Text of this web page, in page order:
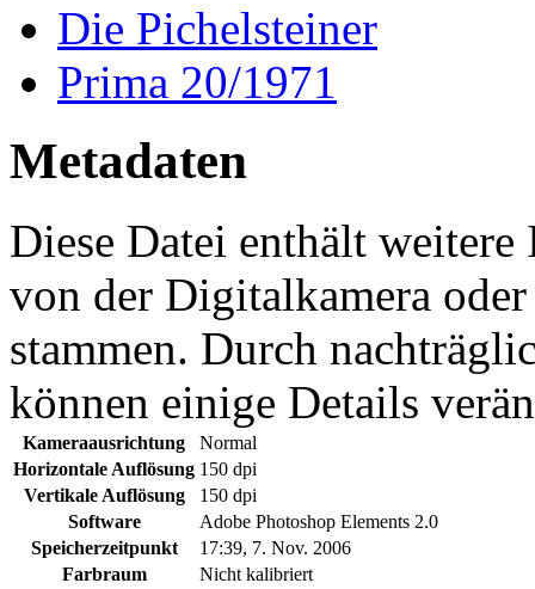
Die Pichelsteiner
Prima 20/1971
Metadaten
Diese Datei enthält
von der Digitalkamera
stammen. Durch
können einige Details
Kameraausrichtung
Normal
Horizontale Auflösung 150 dpi
Vertikale Auflösung
150 dpi
Software
Adobe Photoshop Elements 2.0
Speicherzeitpunkt
17:39, 7. Nov. 2006
Farbraum
Nicht kalibriert